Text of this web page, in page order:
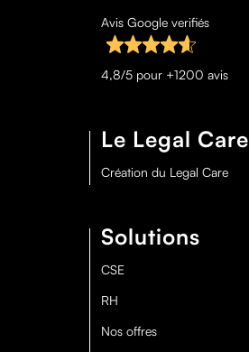
Avis Google verifiés
4,8/5 pour +1200 avis
Le Legal Care
Création du Legal Care
Solutions
CSE
RH
Nos offres